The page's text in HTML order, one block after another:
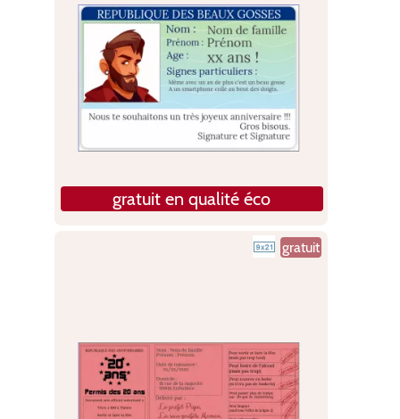
gratuit en qualité éco
gratuit